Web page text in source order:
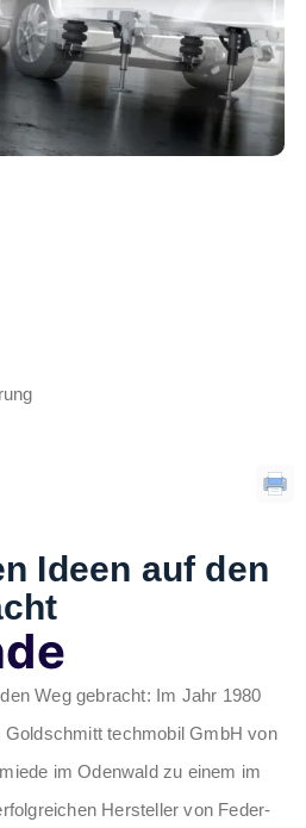
Ideen auf den
Weg gebracht: Im Jahr 1980
Goldschmitt techmobil GmbH von
im Odenwald zu einem im
Hersteller von Feder-